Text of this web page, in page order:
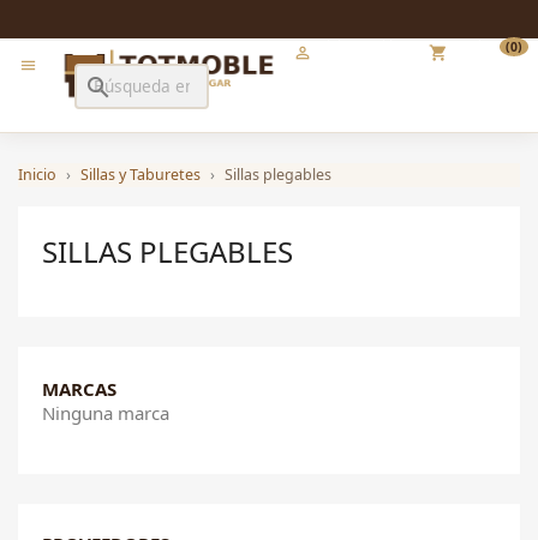

shopping_cart (0)

search
Inicio Sillas y Taburetes Sillas plegables
SILLAS PLEGABLES
MARCAS
Ninguna marca